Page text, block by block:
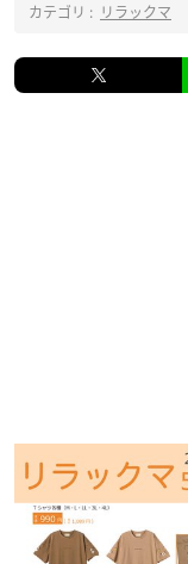
カテゴリ : リラックマ